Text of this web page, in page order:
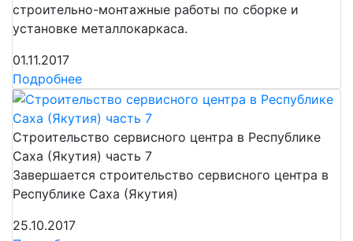
строительно-монтажные работы по сборке и
установке металлокаркаса.
01.11.2017
Подробнее
Строительство сервисного центра в Республике
Саха (Якутия) часть 7
Завершается строительство сервисного центра в
Республике Саха (Якутия)
25.10.2017